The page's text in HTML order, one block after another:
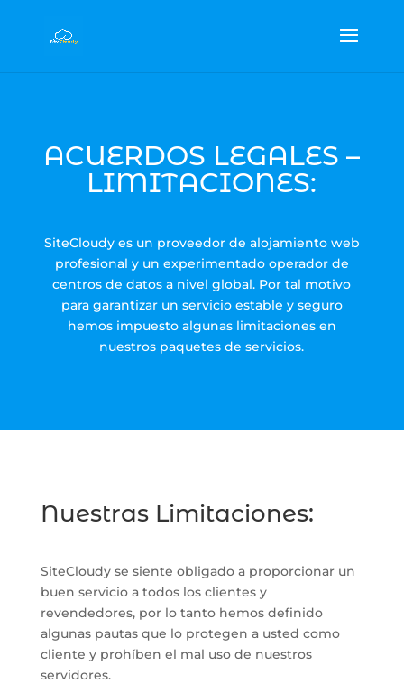
ACUERDOS LEGALES –
LIMITACIONES:
SiteCloudy es un proveedor de alojamiento web
profesional y un experimentado operador de
centros de datos a nivel global. Por tal motivo
para garantizar un servicio estable y seguro
hemos impuesto algunas limitaciones en
nuestros paquetes de servicios.
Nuestras Limitaciones:
SiteCloudy se siente obligado a proporcionar un
buen servicio a todos los clientes y
revendedores, por lo tanto hemos definido
algunas pautas que lo protegen a usted como
cliente y prohíben el mal uso de nuestros
servidores.